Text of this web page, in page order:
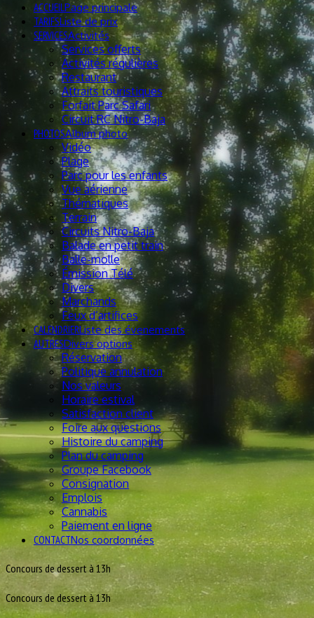
ACCUEILPage principale
TARIFSListe de prix
SERVICESActivités
Services offerts
Activités régulières
Restaurant
Attraits touristiques
Forfait Parc Safari
Circuit RC Nitro-Baja
PHOTOSAlbum photo
Vidéo
Plage
Parc pour les enfants
Vue aérienne
Thématiques
Terrain
Circuits Nitro-Baja
Balade en petit train
Balle-molle
Émission Télé
Divers
Marchands
Feux d’artifices
CALENDRIERListe des évenements
AUTRESDivers options
Réservation
Politique annulation
Nos valeurs
Horaire estival
Satisfaction client
Foire aux questions
Histoire du camping
Plan du camping
Groupe Facebook
Consignation
Emplois
Cannabis
Paiement en ligne
CONTACTNos coordonnées
Concours de dessert à 13h
Concours de dessert à 13h